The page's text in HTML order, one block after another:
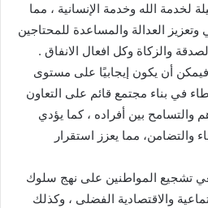
لخدمة الله وخدمة الإنسانية ، مما
وتعزيز العدالة والمساعدة للمحتاجين
والزكاة وكل افعال الانفاق .
فيمكن أن يكون إيجابيًا على مستوى
في بناء مجتمع قائم على التعاون
والتسامح بين أفراده ، كما يؤدي
والتضامن، مما يعزز استقرار
تشجيع المواطنين على نهج سلوك
والاقتصادية الفضلى ، وكذلك